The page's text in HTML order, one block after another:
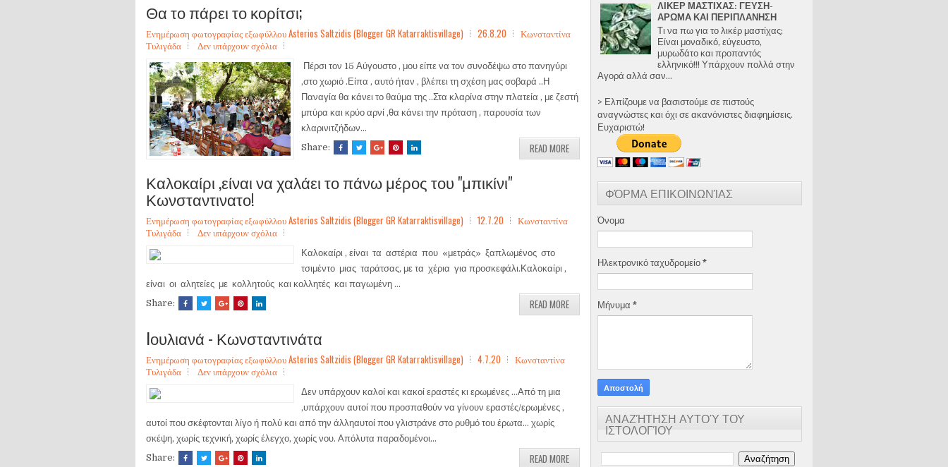
Θα το πάρει το κορίτσι;
Ενημέρωση φωτογραφίας εξωφύλλου Asterios Saltzidis (Blogger GR Katarraktisvillage) 26.8.20
Κωνσταντίνα
Τυλιγάδα
Δεν υπάρχουν σχόλια
Πέρσι τον 15 Αύγουστο , μου είπε να τον συνοδέψω στο πανηγύρι
,στο χωριό .Είπα , αυτό ήταν , βλέπει τη σχέση μας σοβαρά ..Η
Παναγία θα κάνει το θαύμα της ..Στα κλαρίνα στην πλατεία , με ζεστή
μπύρα και κρύο αρνί ,θα κάνει την πρόταση , παρουσία των
κλαρινιτζήδων...
Share:
READ MORE
Καλοκαίρι ,είναι να χαλάει το πάνω μέρος του "μπικίνι"
Κωνσταντινατο!
Ενημέρωση φωτογραφίας εξωφύλλου Asterios Saltzidis (Blogger GR Katarraktisvillage) 12.7.20
Κωνσταντίνα
Τυλιγάδα
Δεν υπάρχουν σχόλια
Καλοκαίρι , είναι τα αστέρια που «μετράς» ξαπλωμένος στο
τσιμέντο μιας ταράτσας, με τα χέρια για προσκεφάλι.Καλοκαίρι ,
είναι οι αλητείες με κολλητούς και κολλητές και παγωμένη ...
Share:
READ MORE
Iουλιανά - Κωνσταντινάτα
Ενημέρωση φωτογραφίας εξωφύλλου Asterios Saltzidis (Blogger GR Katarraktisvillage) 4.7.20
Κωνσταντίνα
Τυλιγάδα
Δεν υπάρχουν σχόλια
Δεν υπάρχουν καλοί και κακοί εραστές κι ερωμένες …Από τη μια
,υπάρχουν αυτοί που προσπαθούν να γίνουν εραστές/ερωμένες ,
αυτοί που σκέφτονται λίγο ή πολύ και από την άλληαυτοί που γλιστράνε στο ρυθμό του έρωτα… χωρίς
σκέψη, χωρίς τεχνική, χωρίς έλεγχο, χωρίς νου. Απόλυτα παραδομένοι...
Share:
READ MORE
ΛΙΚΕΡ ΜΑΣΤΙΧΑΣ: ΓΕΥΣΗ-
ΑΡΩΜΑ ΚΑΙ ΠΕΡΙΠΛΑΝΗΣΗ
Τι να πω για το λικέρ μαστίχας;
Είναι μοναδικό, εύγευστο,
μυρωδάτο και προπαντός
ελληνικό!!! Υπάρχουν πολλά στην
Αγορά αλλά σαν...
> Ελπίζουμε να βασιστούμε σε πιστούς
αναγνώστες και όχι σε ακανόνιστες διαφημίσεις.
Ευχαριστώ!
ΦΌΡΜΑ ΕΠΙΚΟΙΝΩΝΊΑΣ
Όνομα
Ηλεκτρονικό ταχυδρομείο *
Μήνυμα *
ΑΝΑΖΉΤΗΣΗ ΑΥΤΟΎ ΤΟΥ
ΙΣΤΟΛΟΓΊΟΥ